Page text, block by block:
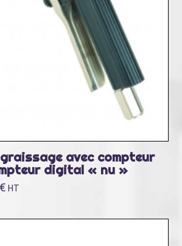
avec compteur
digital « nu »
€ HT